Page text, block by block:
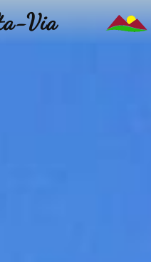
Via